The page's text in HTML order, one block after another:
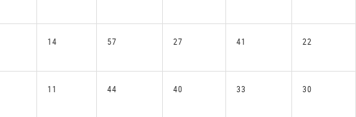
14 57 27 41 22
11 44 40 33 30